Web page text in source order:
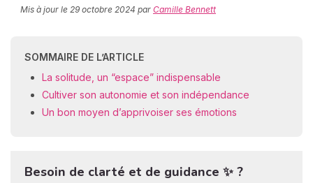
Mis à jour le 29 octobre 2024 par Camille Bennett
SOMMAIRE DE L’ARTICLE
La solitude, un “espace” indispensable
Cultiver son autonomie et son indépendance
Un bon moyen d’apprivoiser ses émotions
Besoin de clarté et de guidance ✨ ?